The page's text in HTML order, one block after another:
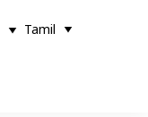
Tamil